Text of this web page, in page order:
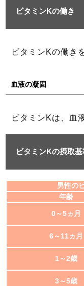
ビタミンKの働き
ビタミンKの働き
血液の凝固
ビタミンKは、血
ビタミンKの摂取
男性の
年齢
0～5ヵ月
6～11ヵ月
1～2歳
3～5歳